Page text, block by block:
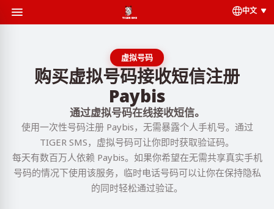
中文
虚拟号码
购买虚拟号码接收短信注册
Paybis
通过虚拟号码在线接收短信。
使用一次性号码注册 Paybis，无需暴露个人手机号。通过
TIGER SMS，虚拟号码可让你即时获取验证码。
每天有数百万人依赖 Paybis。如果你希望在无需共享真实手机
号码的情况下使用该服务，临时电话号码可以让你在保持隐私
的同时轻松通过验证。